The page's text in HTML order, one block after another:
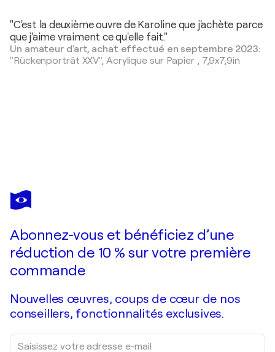
"C'est la deuxième ouvre de Karoline que j'achète parce
que j'aime vraiment ce qu'elle fait."
Un amateur d'art, achat effectué en septembre 2023:
"Rückenporträt XXV", Acrylique sur Papier, 7,9x7,9in
KAROLINE KROISS
Roten Faden gucken
Abonnez-vous et bénéficiez d’une
réduction de 10 % sur votre première
commande
Nouvelles œuvres, coups de cœur de nos
conseillers, fonctionnalités exclusives.